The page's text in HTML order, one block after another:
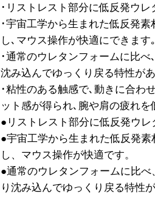
･リストレスト部分に低反発ウ
･宇宙工学から生まれた低反発
し､マウス操作が快適にできます
･通常のウレタンフォームに比
沈み込んでゆっくり戻る特性が
･粘性のある触感で､動きに合わ
ット感が得られ､腕や肩の疲れを
●リストレスト部分に低反発ウ
●宇宙工学から生まれた低反発
し、マウス操作が快適です。
●通常のウレタンフォームに比
り沈み込んでゆっくり戻る特性